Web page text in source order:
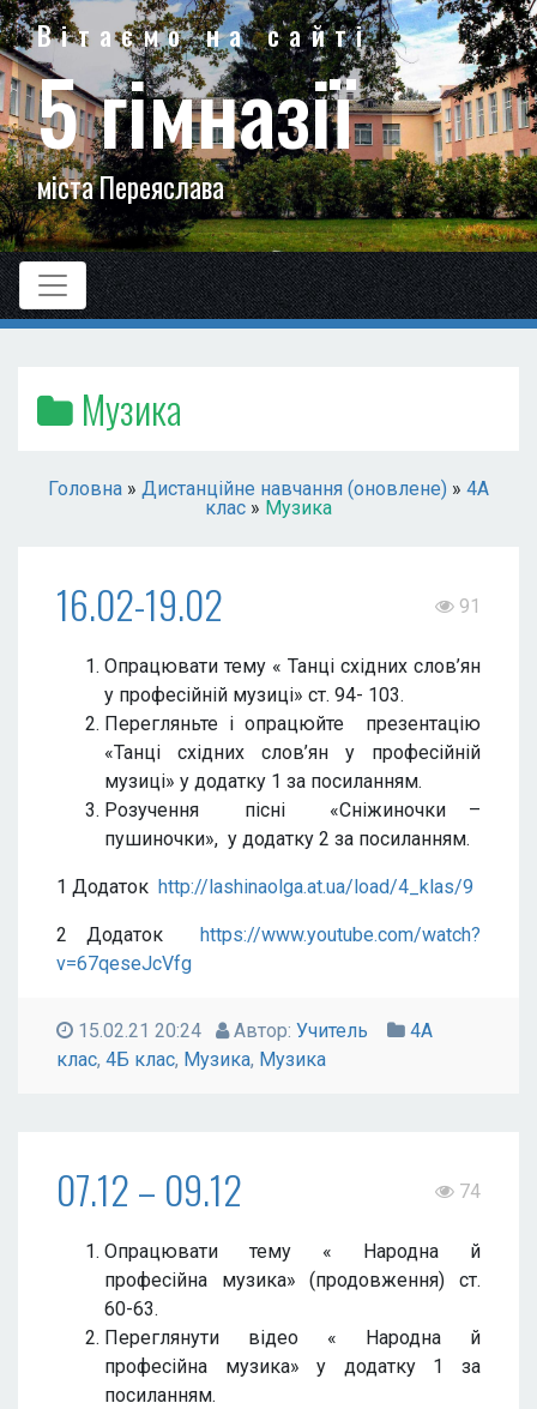
Вітаємо на сайті
5 гімназії
міста Переяслава
Музика
Головна » Дистанційне навчання (оновлене) » 4А
клас » Музика
16.02-19.02 91
Опрацювати тему « Танці східних слов’ян
у професійній музиці» ст. 94- 103.
Перегляньте і опрацюйте презентацію
«Танці східних слов’ян у професійній
музиці» у додатку 1 за посиланням.
Розучення пісні «Сніжиночки –
пушиночки», у додатку 2 за посиланням.
1 Додаток http://lashinaolga.at.ua/load/4_klas/9
2 Додаток https://www.youtube.com/watch?
v=67qeseJcVfg
15.02.21 20:24 Автор: Учитель
4А
клас, 4Б клас, Музика, Музика
07.12 – 09.12 74
Опрацювати тему « Народна й
професійна музика» (продовження) ст.
60-63.
Переглянути відео « Народна й
професійна музика» у додатку 1 за
посиланням.